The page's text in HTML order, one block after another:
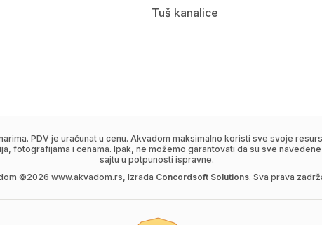
Tuš kanalice
PDV je uračunat u cenu. Akvadom maksimalno koristi sve svoje
fotografijama i cenama. Ipak, ne možemo garantovati da su sve
sajtu u potpunosti ispravne.
©2026 www.akvadom.rs, Izrada Concordsoft Solutions. Sva prava